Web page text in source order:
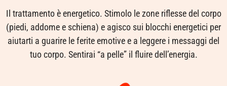
Il trattamento è energetico. Stimolo le zone riflesse del corpo
(piedi, addome e schiena) e agisco sui blocchi energetici per
aiutarti a guarire le ferite emotive e a leggere i messaggi del
tuo corpo. Sentirai “a pelle” il fluire dell’energia.